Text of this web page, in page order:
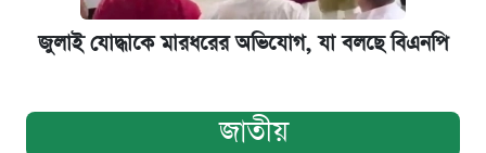
জুলাই যোদ্ধাকে মারধরের অভিযোগ, যা বলছে বিএনপি
জাতীয়